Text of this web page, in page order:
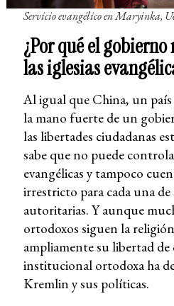
Servicio evangélico en Maryinka,
¿Por qué el
las iglesias
Al igual que China, un
la mano fuerte de un
las libertades ciudadanas
sabe que no puede
evangélicas y tampoco
irrestricto para cada una
autoritarias. Y aunque
ortodoxos siguen la
ampliamente su libertad de
institucional ortodoxa ha
Kremlin y sus políticas.